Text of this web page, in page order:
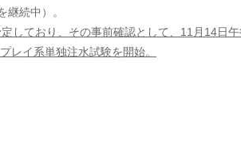
継続中）。
しており、その事前確認として、11月14日
レイ系単独注水試験を開始。